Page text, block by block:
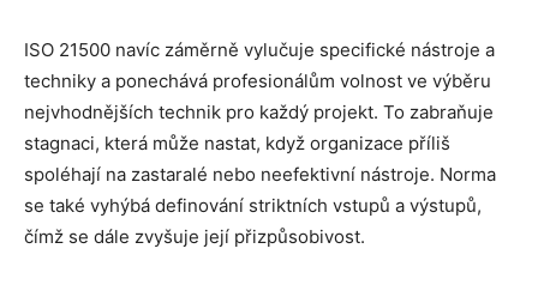
ISO 21500 navíc záměrně vylučuje specifické nástroje a
techniky a ponechává profesionálům volnost ve výběru
nejvhodnějších technik pro každý projekt. To zabraňuje
stagnaci, která může nastat, když organizace příliš
spoléhají na zastaralé nebo neefektivní nástroje. Norma
se také vyhýbá definování striktních vstupů a výstupů,
čímž se dále zvyšuje její přizpůsobivost.